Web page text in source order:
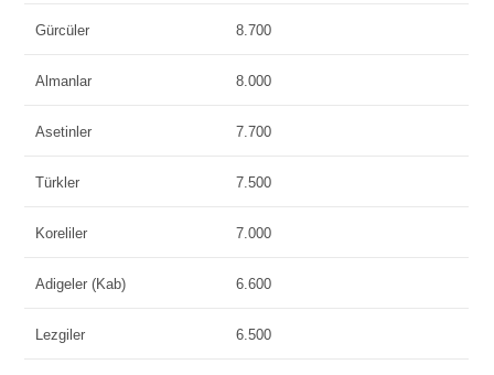
Gürcüler 8.700
Almanlar 8.000
Asetinler 7.700
Türkler 7.500
Koreliler 7.000
Adigeler (Kab) 6.600
Lezgiler 6.500